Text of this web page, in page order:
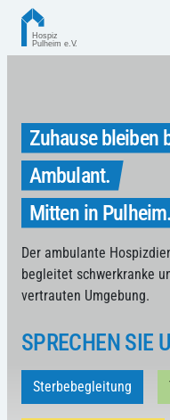
Zuhause bleiben
Ambulant.
Mitten in Pulheim.
Der ambulante
begleitet schwerkranke
vertrauten Umgebung.
SPRECHEN SIE
Sterbebegleitung